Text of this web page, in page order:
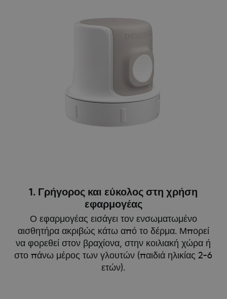
1. Γρήγορος και εύκολος στη χρήση
εφαρμογέας
Ο εφαρμογέας εισάγει τον ενσωματωμένο
αισθητήρα ακριβώς κάτω από το δέρμα. Μπορεί
να φορεθεί στον βραχίονα, στην κοιλιακή χώρα ή
στο πάνω μέρος των γλουτών (παιδιά ηλικίας 2-6
ετών).